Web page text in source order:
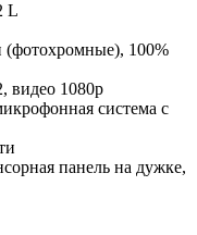
L
100%
видео 1080p
система с
панель на дужке,